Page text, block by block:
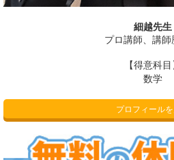
細越先生
プロ講師、講師
【得意科目
数学
プロフィール